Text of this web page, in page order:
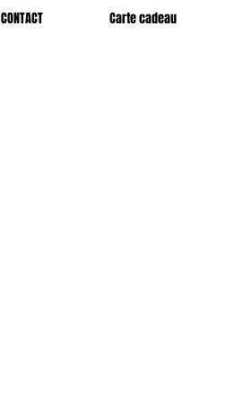
CONTACT Carte cadeau